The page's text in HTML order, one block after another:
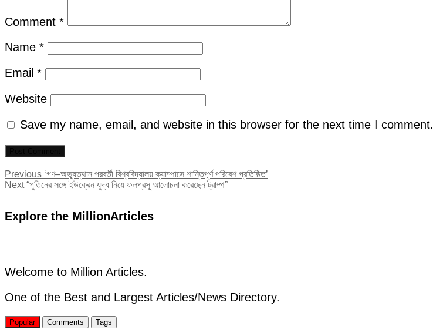
Comment *
Name *
Email *
Website
Save my name, email, and website in this browser for the next time I comment.
Post
navigation
Previous Previous
post:
‘গণ–অভ্যুত্থান পরবর্তী বিশ্ববিদ্যালয় ক্যাম্পাসে শান্তিপূর্ণ পরিবেশ প্রতিষ্ঠিত’
Next Next
“পুতিনের সঙ্গে ইউক্রেন যুদ্ধ নিয়ে ফলপ্রসূ আলোচনা করেছেন ট্রাম্প”
Explore the MillionArticles
Welcome to Million Articles.
One of the Best and Largest Articles/News Directory.
Popular Comments Tags